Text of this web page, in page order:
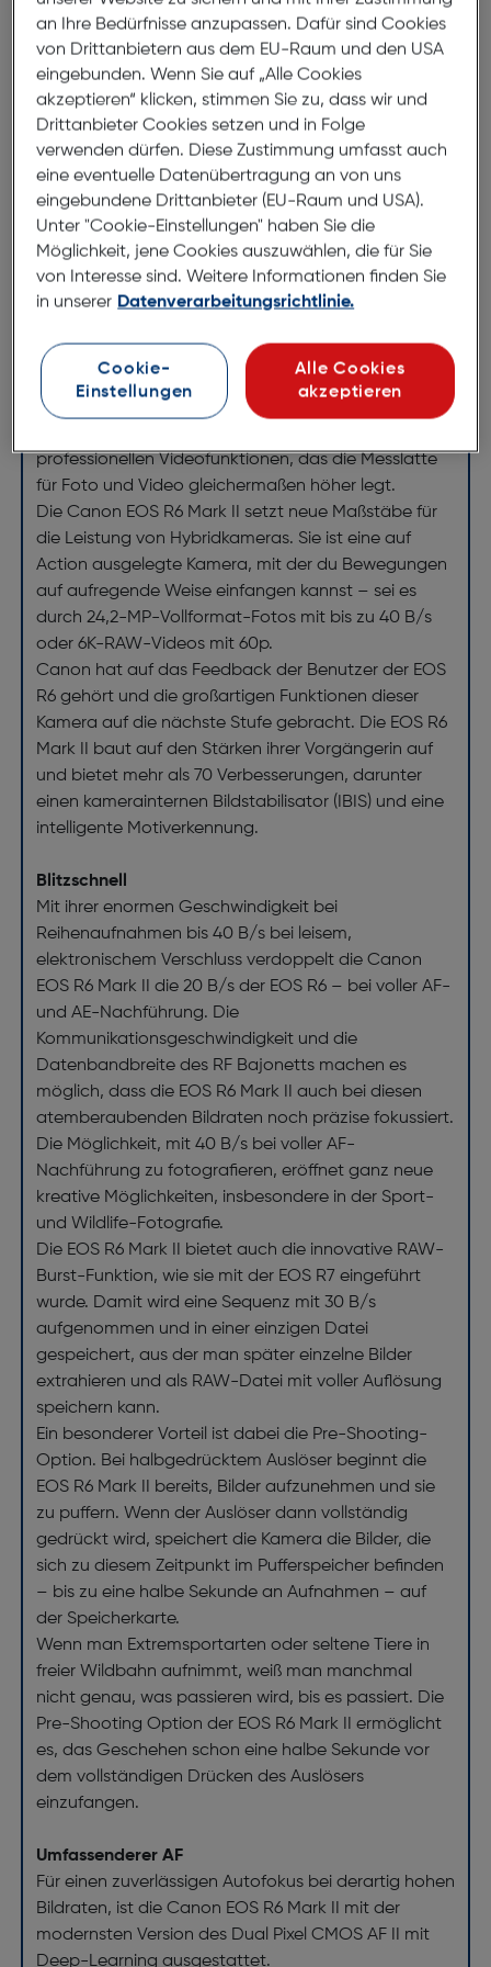
Bundle Produktbeschreibungen
Canon EOS R6 Mark II + RF 24-
105/4-7,1 IS STM
ArtNr.: 100005034
Anzahl: 1
Meisterhafte Foto- und
Lerne die spiegellose Canon EOS R6 Mark II kennen
– ein Vollformat-Hybrid-Kraftpaket mit schnelleren
professionellen Videofunktionen, das die Messlatte
für Foto und Video gleichermaßen höher legt.
Die Canon EOS R6 Mark II setzt neue Maßstäbe für
die Leistung von Hybridkameras. Sie ist eine auf
Action ausgelegte Kamera, mit der du Bewegungen
auf aufregende Weise einfangen kannst – sei es
durch 24,2-MP-Vollformat-Fotos mit bis zu 40 B/s
oder 6K-RAW-Videos mit 60p.
Canon hat auf das Feedback der Benutzer der EOS
R6 gehört und die großartigen Funktionen dieser
Kamera auf die nächste Stufe gebracht. Die EOS R6
Mark II baut auf den Stärken ihrer Vorgängerin auf
und bietet mehr als 70 Verbesserungen, darunter
einen kamerainternen Bildstabilisator (IBIS) und eine
intelligente Motiverkennung.
Blitzschnell
Mit ihrer enormen Geschwindigkeit bei
Reihenaufnahmen bis 40 B/s bei leisem,
elektronischem Verschluss verdoppelt die Canon
EOS R6 Mark II die 20 B/s der EOS R6 – bei voller AF-
und AE-Nachführung. Die
Kommunikationsgeschwindigkeit und die
Datenbandbreite des RF Bajonetts machen es
möglich, dass die EOS R6 Mark II auch bei diesen
atemberaubenden Bildraten noch präzise fokussiert.
Die Möglichkeit, mit 40 B/s bei voller AF-
Nachführung zu fotografieren, eröffnet ganz neue
kreative Möglichkeiten, insbesondere in der Sport-
und Wildlife-Fotografie.
Die EOS R6 Mark II bietet auch die innovative RAW-
Burst-Funktion, wie sie mit der EOS R7 eingeführt
wurde. Damit wird eine Sequenz mit 30 B/s
aufgenommen und in einer einzigen Datei
gespeichert, aus der man später einzelne Bilder
extrahieren und als RAW-Datei mit voller Auflösung
speichern kann.
Ein besonderer Vorteil ist dabei die Pre-Shooting-
Option. Bei halbgedrücktem Auslöser beginnt die
EOS R6 Mark II bereits, Bilder aufzunehmen und sie
zu puffern. Wenn der Auslöser dann vollständig
gedrückt wird, speichert die Kamera die Bilder, die
sich zu diesem Zeitpunkt im Pufferspeicher befinden
– bis zu eine halbe Sekunde an Aufnahmen – auf
der Speicherkarte.
Wenn man Extremsportarten oder seltene Tiere in
freier Wildbahn aufnimmt, weiß man manchmal
nicht genau, was passieren wird, bis es passiert. Die
Pre-Shooting Option der EOS R6 Mark II ermöglicht
es, das Geschehen schon eine halbe Sekunde vor
dem vollständigen Drücken des Auslösers
einzufangen.
Umfassenderer AF
Für einen zuverlässigen Autofokus bei derartig hohen
Bildraten, ist die Canon EOS R6 Mark II mit der
modernsten Version des Dual Pixel CMOS AF II mit
Deep-Learning ausgestattet.
an Ihre Bedürfnisse anzupassen. Dafür sind Cookies
von Drittanbietern aus dem EU-Raum und den USA
eingebunden. Wenn Sie auf „Alle Cookies
akzeptieren“ klicken, stimmen Sie zu, dass wir und
Drittanbieter Cookies setzen und in Folge
verwenden dürfen. Diese Zustimmung umfasst auch
eine eventuelle Datenübertragung an von uns
eingebundene Drittanbieter (EU-Raum und USA).
Unter "Cookie-Einstellungen" haben Sie die
Möglichkeit, jene Cookies auszuwählen, die für Sie
von Interesse sind. Weitere Informationen finden Sie
in unserer Datenverarbeitungsrichtlinie.
Cookie-
Einstellungen
Alle Cookies
akzeptieren